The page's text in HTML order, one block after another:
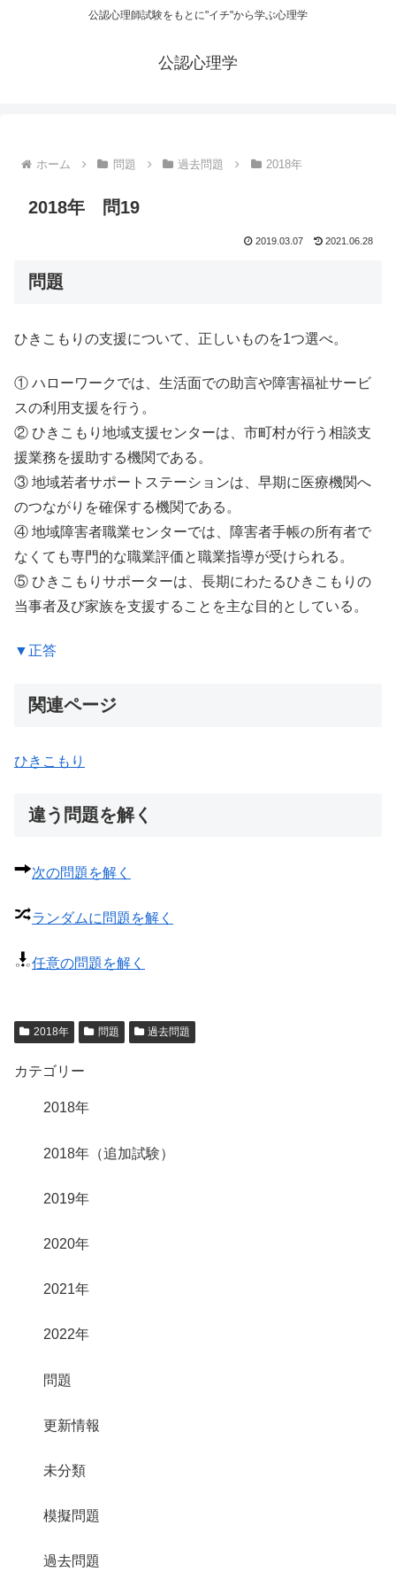
公認心理師試験をもとに"イチ"から学ぶ心理学
公認心理学
ホーム 問題 過去問題 2018年
2018年 問19
2019.03.07 2021.06.28
問題
ひきこもりの支援について、正しいものを1つ選べ。
① ハローワークでは、生活面での助言や障害福祉サービ
スの利用支援を行う。
② ひきこもり地域支援センターは、市町村が行う相談支
援業務を援助する機関である。
③ 地域若者サポートステーションは、早期に医療機関へ
のつながりを確保する機関である。
④ 地域障害者職業センターでは、障害者手帳の所有者で
なくても専門的な職業評価と職業指導が受けられる。
⑤ ひきこもりサポーターは、長期にわたるひきこもりの
当事者及び家族を支援することを主な目的としている。
▼正答
関連ページ
ひきこもり
違う問題を解く
次の問題を解く
ランダムに問題を解く
任意の問題を解く
2018年 問題 過去問題
カテゴリー
2018年
2018年（追加試験）
2019年
2020年
2021年
2022年
問題
更新情報
未分類
模擬問題
過去問題